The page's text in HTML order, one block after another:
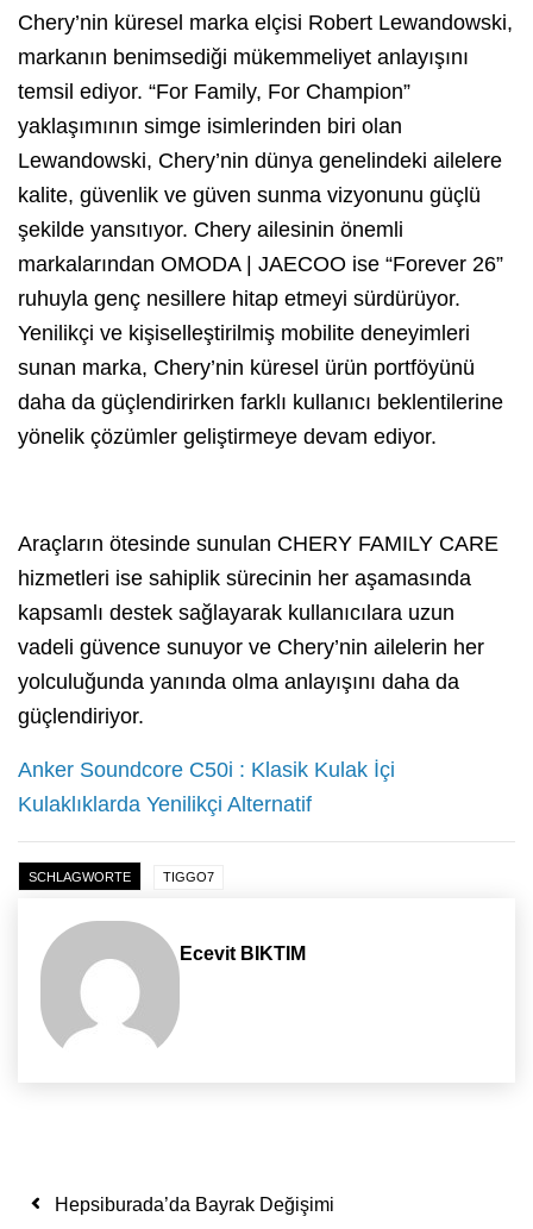
Chery’nin küresel marka elçisi Robert Lewandowski,
markanın benimsediği mükemmeliyet anlayışını
temsil ediyor. “For Family, For Champion”
yaklaşımının simge isimlerinden biri olan
Lewandowski, Chery’nin dünya genelindeki ailelere
kalite, güvenlik ve güven sunma vizyonunu güçlü
şekilde yansıtıyor. Chery ailesinin önemli
markalarından OMODA | JAECOO ise “Forever 26”
ruhuyla genç nesillere hitap etmeyi sürdürüyor.
Yenilikçi ve kişiselleştirilmiş mobilite deneyimleri
sunan marka, Chery’nin küresel ürün portföyünü
daha da güçlendirirken farklı kullanıcı beklentilerine
yönelik çözümler geliştirmeye devam ediyor.
Araçların ötesinde sunulan CHERY FAMILY CARE
hizmetleri ise sahiplik sürecinin her aşamasında
kapsamlı destek sağlayarak kullanıcılara uzun
vadeli güvence sunuyor ve Chery’nin ailelerin her
yolculuğunda yanında olma anlayışını daha da
güçlendiriyor.
Anker Soundcore C50i : Klasik Kulak İçi
Kulaklıklarda Yenilikçi Alternatif
SCHLAGWORTE TIGGO7
Ecevit BIKTIM
Yazı dolaşımı
Hepsiburada’da Bayrak Değişimi